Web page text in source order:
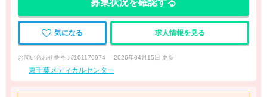
募集状況を確認する
気になる 求人情報を見る
お問い合わせ番号 : J101179974 2026年04月15日 更新
東千葉メディカルセンター